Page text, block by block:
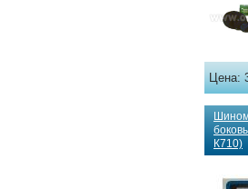
Цена:
К710)